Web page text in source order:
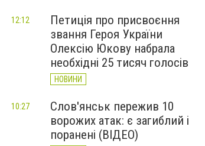
Петиція про присвоєння
звання Героя України
Олексію Юкову набрала
необхідні 25 тисяч голосів
НОВИНИ
12:12
Слов'янськ пережив 10
ворожих атак: є загиблий і
поранені (ВІДЕО)
10:27